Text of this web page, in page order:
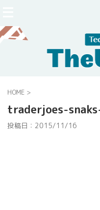
HOME >
traderjoes-
投稿日： 2015/11/16